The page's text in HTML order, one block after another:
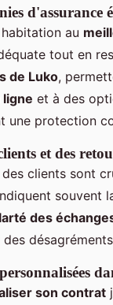
d'assurance
au
tout en
de Luko,
et à des
une protection
et des
clients sont
souvent
des
son contrat